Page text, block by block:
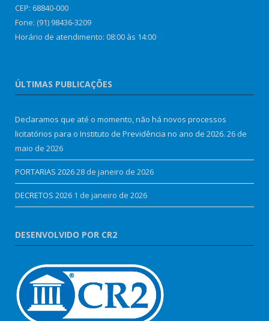
CEP: 68840-000
Fone: (91) 98436-3209
Horário de atendimento: 08:00 às 14:00
ÚLTIMAS PUBLICAÇÕES
Declaramos que até o momento, não há novos processos
licitatórios para o Instituto de Previdência no ano de 2026. 26 de
maio de 2026
PORTARIAS 202628 de janeiro de 2026
DECRETOS 2026 1 de janeiro de 2026
DESENVOLVIDO POR CR2